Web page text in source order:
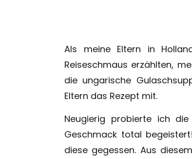
Als meine Eltern in
Reiseschmaus erzählten,
die ungarische
Eltern das Rezept mit.
Neugierig probierte ich
Geschmack total
diese gegessen. Aus